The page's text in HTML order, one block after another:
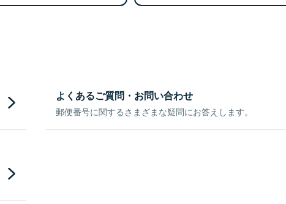
よくあるご質問・お問い合わせ
郵便番号に関するさまざまな疑問にお答えします。